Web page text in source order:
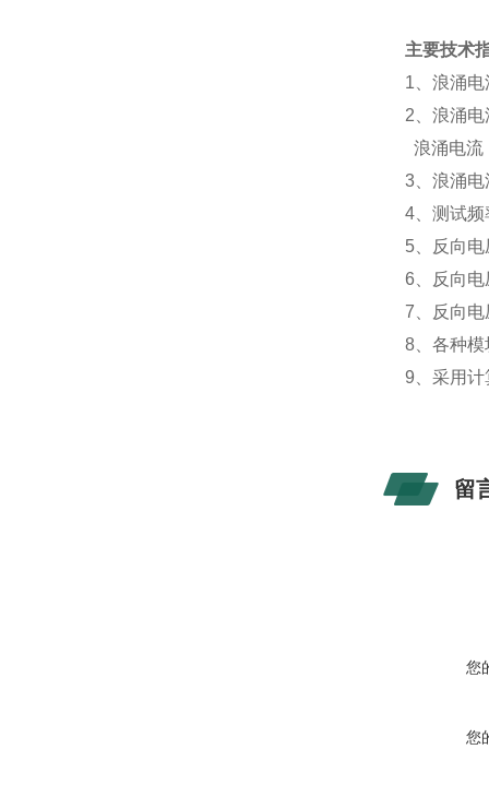
主要技术
1、浪涌
2、浪涌
浪涌电流
3、浪涌
4、测试
5、反向
6、反向
7、反向
8、各种
9、采用
留
您
您